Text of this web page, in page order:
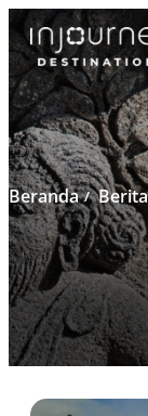
Cari
untuk:
Beranda Berita